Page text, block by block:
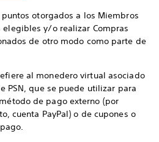
otorgados a los Miembros
y/o realizar Compras
de otro modo como parte de
al monedero virtual asociado
PSN, que se puede utilizar para
de pago externo (por
cuenta PayPal) o de cupones o